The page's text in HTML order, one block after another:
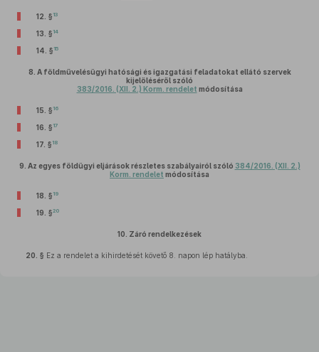
12. § 13
13. § 14
14. § 15
8. A földművelésügyi hatósági és igazgatási feladatokat ellátó szervek
kijelöléséről szóló
383/2016. (XII. 2.) Korm. rendelet módosítása
15. § 16
16. § 17
17. § 18
9. Az egyes földügyi eljárások részletes szabályairól szóló 384/2016. (XII. 2.)
Korm. rendelet módosítása
18. § 19
19. §20
10. Záró rendelkezések
20. § Ez a rendelet a kihirdetését követő 8. napon lép hatályba.